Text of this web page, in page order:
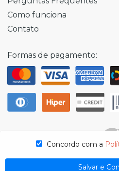
Como funciona
Contato
Formas de pagamento:
Concordo com a
Salvar e